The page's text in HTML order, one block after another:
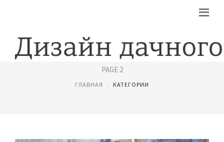
ПОДЕЛКИ ИЗ ПЛАСТИКОВЫХ БУТЫЛОК
PAGE 2
ГЛАВНАЯ КАТЕГОРИИ